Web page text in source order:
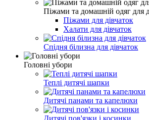
Піжами та домашній одяг для
Піжами для дівчаток
Халати для дівчаток
Спідня білизна для дівчаток
Головні убори
Теплі дитячі шапки
Дитячі панами та капелюхи
Дитячі пов'язки і косинки